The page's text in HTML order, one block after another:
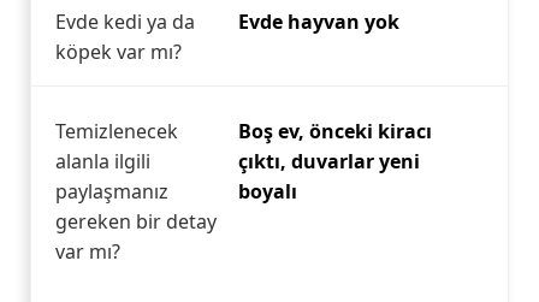
Evde kedi ya da
köpek var mı?
Evde hayvan yok
Temizlenecek
alanla ilgili
paylaşmanız
gereken bir detay
var mı?
Boş ev, önceki kiracı
çıktı, duvarlar yeni
boyalı